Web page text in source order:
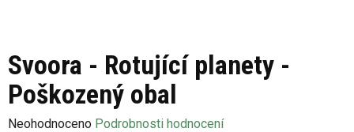
Svoora - Rotující planety -
Poškozený obal
Průměrné
Neohodnoceno Podrobnosti hodnocení